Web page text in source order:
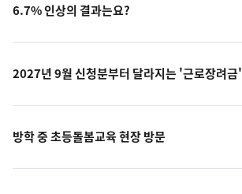
6.7% 인상의 결과는요?
2027년 9월 신청분부터 달라지는 '근로장려금'
방학 중 초등돌봄교육 현장 방문